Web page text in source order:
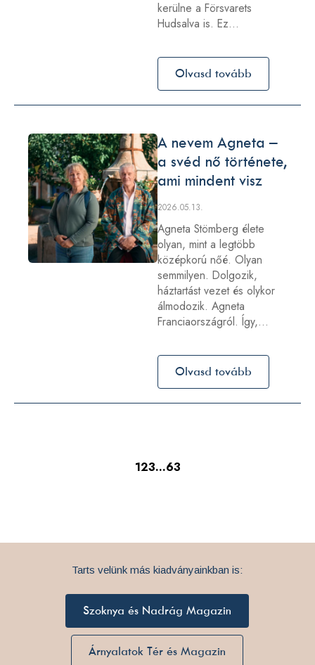
kerülne a Försvarets
Hudsalva is. Ez…
Olvasd tovább
A nevem Agneta –
a svéd nő története,
ami mindent visz
2026.05.13.
Agneta Stömberg élete
olyan, mint a legtöbb
középkorú nőé. Olyan
semmilyen. Dolgozik,
háztartást vezet és olykor
álmodozik. Agneta
Franciaországról. Így,…
Olvasd tovább
123…63
Tarts velünk más kiadványainkban is:
Szoknya és Nadrág Magazin
Árnyalatok Tér és Magazin